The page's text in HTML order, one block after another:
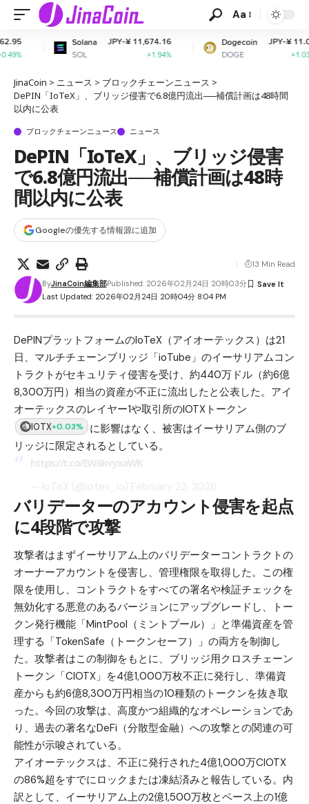
Aa
Solana
SOL
JPY-¥ 11,674.16
+1.94%
Dogecoin
DOGE
JPY-¥ 11.04
+1.03%
JinaCoin > ニュース > ブロックチェーンニュース >
DePIN「IoTeX」、ブリッジ侵害で6.8億円流出──補償計画は48時間
以内に公表
ブロックチェーンニュース ニュース
DePIN「IoTeX」、ブリッジ侵害
で6.8億円流出──補償計画は48時
間以内に公表
Googleの優先する情報源に追加
Last Updated: 2026年02月24日 20時04分 8:04 PM
ByJinaCoin編集部Published: 2026年02月24日 20時03分
13 Min Read
DePINプラットフォームのIoTeX（アイオーテックス）は21
日、マルチチェーンブリッジ「ioTube」のイーサリアムコン
トラクトがセキュリティ侵害を受け、約440万ドル（約6億
8,300万円）相当の資産が不正に流出したと公表した。アイ
オーテックスのレイヤー1や取引所のIOTXトークン
IOTX+0.03%
に影響はなく、被害はイーサリアム側のブ
リッジに限定されるとしている。
バリデーターのアカウント侵害を起点
に4段階で攻撃
攻撃者はまずイーサリアム上のバリデーターコントラクトの
オーナーアカウントを侵害し、管理権限を取得した。この権
限を使用し、コントラクトをすべての署名や検証チェックを
無効化する悪意のあるバージョンにアップグレードし、トー
クン発行機能「MintPool（ミントプール）」と準備資産を管
理する「TokenSafe（トークンセーフ）」の両方を制御し
た。攻撃者はこの制御をもとに、ブリッジ用クロスチェーン
トークン「CIOTX」を4億1,000万枚不正に発行し、準備資
産からも約6億8,300万円相当の10種類のトークンを抜き取
った。今回の攻撃は、高度かつ組織的なオペレーションであ
り、過去の著名なDeFi（分散型金融）への攻撃との関連の可
能性が示唆されている。
アイオーテックスは、不正に発行された4億1,000万CIOTX
の86%超をすでにロックまたは凍結済みと報告している。内
訳として、イーサリアム上の2億1,500万枚とベース上の1億